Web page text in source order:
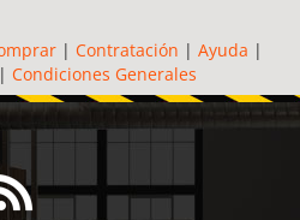
| Contratación | Ayuda |
| Condiciones Generales